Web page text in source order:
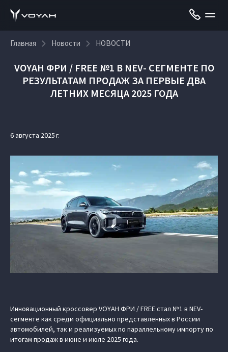
Главная Новости НОВОСТИ
VOYAH ФРИ / FREE №1 В NEV- СЕГМЕНТЕ ПО
РЕЗУЛЬТАТАМ ПРОДАЖ ЗА ПЕРВЫЕ ДВА
ЛЕТНИХ МЕСЯЦА 2025 ГОДА
6 августа 2025 г.
Инновационный кроссовер VOYAH ФРИ / FREE стал №1 в NEV-
сегменте как среди официально представленных в России
автомобилей, так и реализуемых по параллельному импорту по
итогам продаж в июне и июле 2025 года.